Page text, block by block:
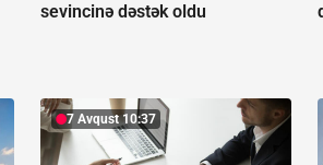
sevincinə dəstək oldu
7 Avqust 10:37